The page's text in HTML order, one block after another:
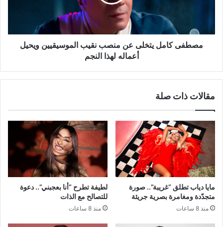
أعماله
مصطفى كامل يتخلى عن منصب نقيب الموسيقيين ويحيل
أعماله لهذا النجم
مقالات ذات صلة
مايا دياب تطلق “غريبة”.. صورة
متجدّدة ومغامرة بصرية جريئة
منذ 8 ساعات
لطيفة تطرح “أنا بعجبني”.. دعوة
للتصالح مع الذات
منذ 8 ساعات